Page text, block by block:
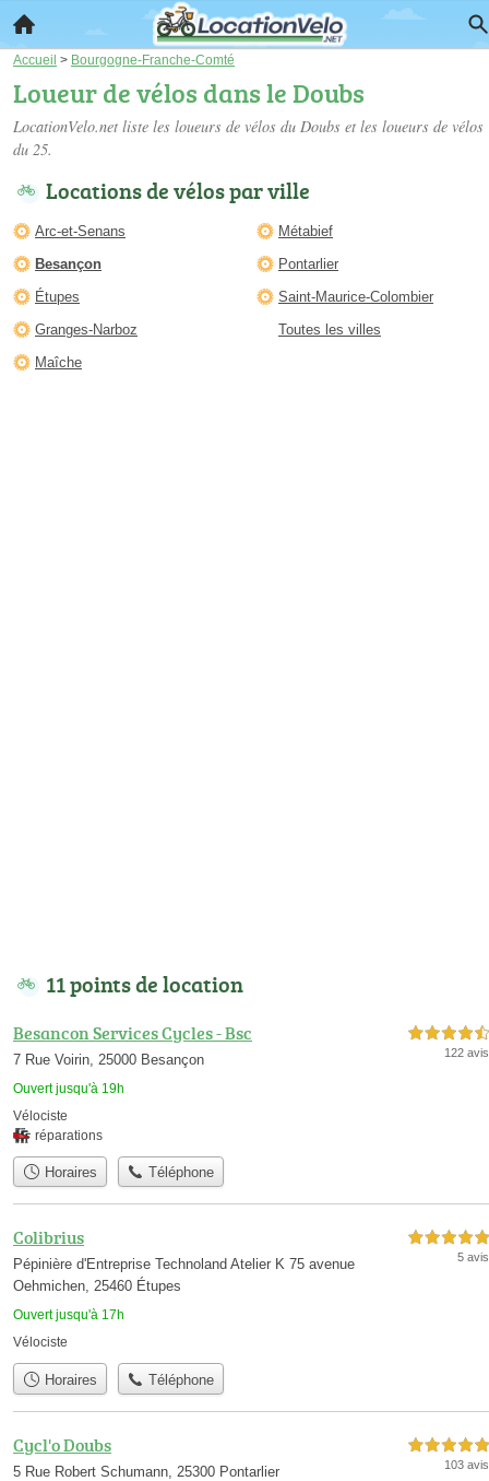
Accueil > Bourgogne-Franche-Comté
Loueur de vélos dans le Doubs
LocationVelo.net liste les loueurs de vélos du Doubs et les loueurs de vélos
du 25.
Locations de vélos par ville
Arc-et-Senans
Besançon
Étupes
Granges-Narboz
Maîche
Métabief
Pontarlier
Saint-Maurice-Colombier
Toutes les villes
11 points de location
Besancon Services Cycles - Bsc
7 Rue Voirin, 25000 Besançon
Ouvert jusqu'à 19h
4,5 étoiles sur 5
122 avis
Vélociste
réparations
Horaires Téléphone
Colibrius
Pépinière d'Entreprise Technoland Atelier K 75 avenue
Oehmichen, 25460 Étupes
Ouvert jusqu'à 17h
5,0 étoiles sur 5
5 avis
Vélociste
Horaires Téléphone
Cycl'o Doubs
5 Rue Robert Schumann, 25300 Pontarlier
5,0 étoiles sur 5
103 avis